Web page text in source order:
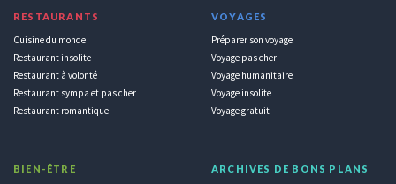
RESTAURANTS
Cuisine du monde
Restaurant insolite
Restaurant à volonté
Restaurant sympa et pas cher
Restaurant romantique
BIEN-ÊTRE
VOYAGES
Préparer son voyage
Voyage pas cher
Voyage humanitaire
Voyage insolite
Voyage gratuit
ARCHIVES DE BONS PLANS